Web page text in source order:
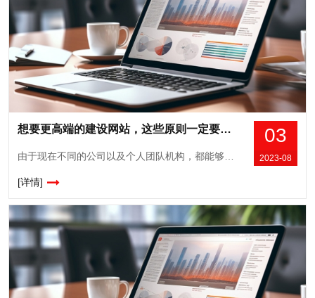
03
2023-08
想要更高端的建设网站，这些原则一定要坚持！
[详情]